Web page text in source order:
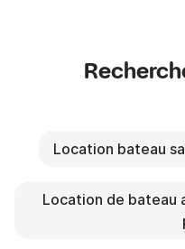
Location bateau
Location de bateau